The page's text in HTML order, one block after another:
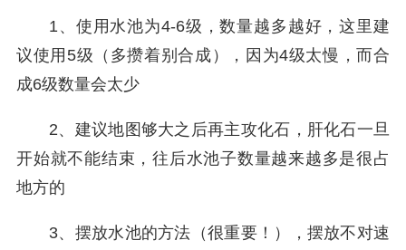
1、使用水池为4-6级，数量越多越好，这里建
议使用5级（多攒着别合成），因为4级太慢，而合
成6级数量会太少
2、建议地图够大之后再主攻化石，肝化石一旦
开始就不能结束，往后水池子数量越来越多是很占
地方的
3、摆放水池的方法（很重要！），摆放不对速